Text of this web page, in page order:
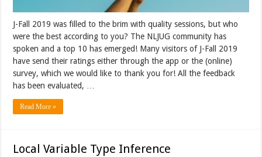
J-Fall 2019 was filled to the brim with quality sessions, but who
were the best according to you? The NLJUG community has
spoken and a top 10 has emerged! Many visitors of J-Fall 2019
have send their ratings either through the app or the (online)
survey, which we would like to thank you for! All the feedback
has been evaluated, …
Read More »
Local Variable Type Inference